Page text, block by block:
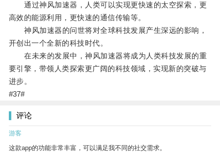
通过神风加速器，人类可以实现更快速的太空探索，更
高效的能源利用，更快速的通信传输等。
神风加速器的问世将对全球科技发展产生深远的影响，
开创出一个全新的科技时代。
在未来的发展中，神风加速器将成为人类科技发展的重
要引擎，带领人类探索更广阔的科技领域，实现新的突破与
进步。
#37#
评论
游客
这款app的功能非常丰富，可以满足我不同的社交需求。